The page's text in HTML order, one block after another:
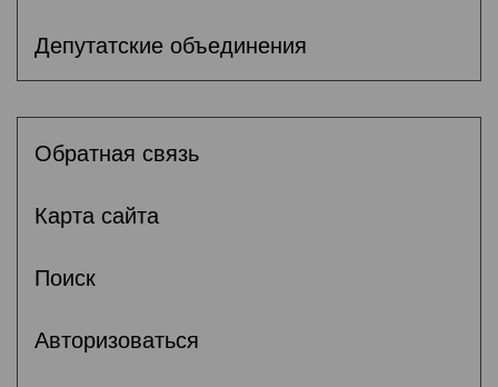
Депутатские объединения
Обратная связь
Карта сайта
Поиск
Авторизоваться